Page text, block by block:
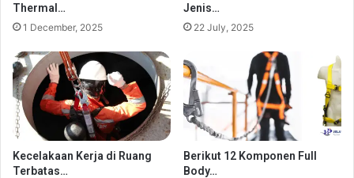
Thermal…
1 December, 2025
Jenis…
22 July, 2025
Kecelakaan Kerja di Ruang
Terbatas…
Berikut 12 Komponen Full
Body…